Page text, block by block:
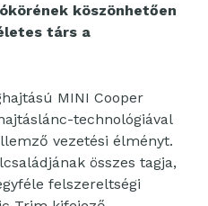
köszönhetően
társ a
MINI Cooper
technológiával
vezetési élményt.
összes tagja,
felszereltségi